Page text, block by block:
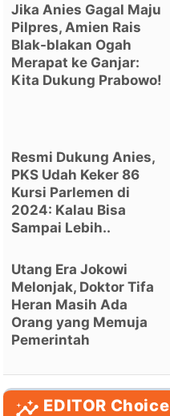
Jika Anies Gagal Maju
Pilpres, Amien Rais
Blak-blakan Ogah
Merapat ke Ganjar:
Kita Dukung Prabowo!
Resmi Dukung Anies,
PKS Udah Keker 86
Kursi Parlemen di
2024: Kalau Bisa
Sampai Lebih..
Utang Era Jokowi
Melonjak, Doktor Tifa
Heran Masih Ada
Orang yang Memuja
Pemerintah
EDITOR Choice